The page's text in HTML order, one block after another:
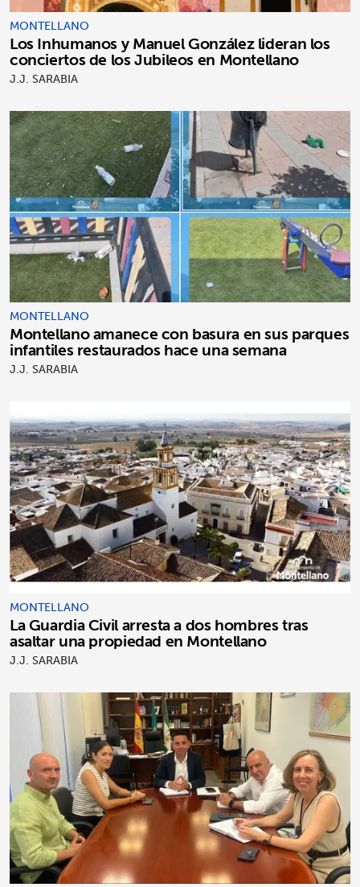
MONTELLANO
Los Inhumanos y Manuel González lideran los
conciertos de los Jubileos en Montellano
J.J. SARABIA
MONTELLANO
Montellano amanece con basura en sus parques
infantiles restaurados hace una semana
J.J. SARABIA
MONTELLANO
La Guardia Civil arresta a dos hombres tras
asaltar una propiedad en Montellano
J.J. SARABIA